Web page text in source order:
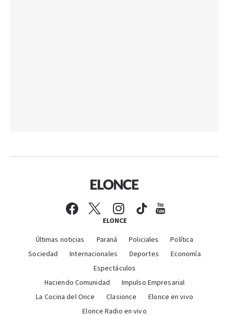
ELONCE
Últimas noticias Paraná Policiales
Política
Sociedad
Internacionales Deportes
Economía
Espectáculos
Haciendo Comunidad
Impulso Empresarial
La Cocina del Once
Clasionce
Elonce en vivo
Elonce Radio en vivo